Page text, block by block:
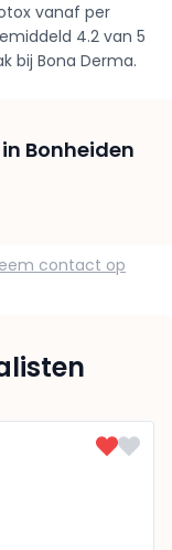
vanaf per
4.2 van 5
bij Bona Derma.
Bonheiden
contact op